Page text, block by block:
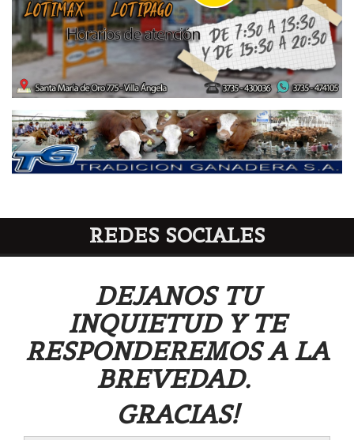
REDES SOCIALES
DEJANOS TU
INQUIETUD Y TE
RESPONDEREMOS A LA
BREVEDAD.
GRACIAS!